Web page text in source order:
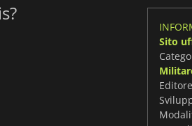
Sito